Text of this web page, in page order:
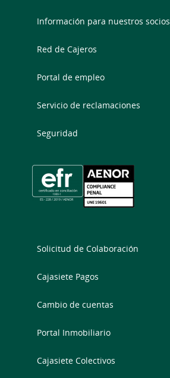
Información para nuestros socios
Red de Cajeros
Portal de empleo
Servicio de reclamaciones
Seguridad
Solicitud de Colaboración
Cajasiete Pagos
Cambio de cuentas
Portal Inmobiliario
Cajasiete Colectivos